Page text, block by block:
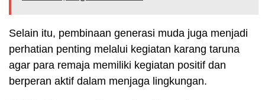
Selain itu, pembinaan generasi muda juga menjadi
perhatian penting melalui kegiatan karang taruna
agar para remaja memiliki kegiatan positif dan
berperan aktif dalam menjaga lingkungan.